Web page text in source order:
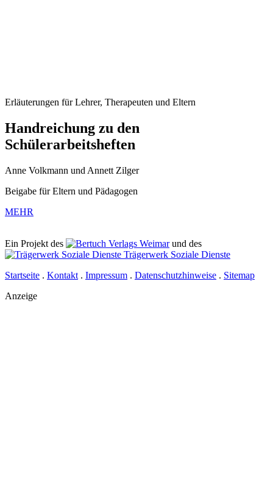
Erläuterungen für Lehrer, Therapeuten und Eltern
Handreichung zu den
Schülerarbeitsheften
Anne Volkmann und Annett Zilger
Beigabe für Eltern und Pädagogen
MEHR
Ein Projekt des Verlags Weimarund des
Trägerwerk Soziale Dienste
Startseite . Kontakt . Impressum . Datenschutzhinweise . Sitemap
Anzeige